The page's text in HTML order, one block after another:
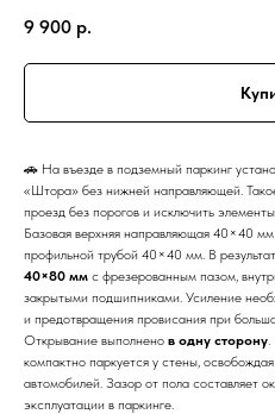
9 900 р.
🚗 На въезде в подземный паркинг
«Штора» без нижней направляющей.
проезд без порогов и исключить
Базовая верхняя направляющая 40×40
профильной трубой 40×40 мм. В
40×80 мм с фрезерованным пазом,
закрытыми подшипниками. Усиление
и предотвращения провисания при
Открывание выполнено в одну сторону.
компактно паркуется у стены,
автомобилей. Зазор от пола составляет
эксплуатации в паркинге.